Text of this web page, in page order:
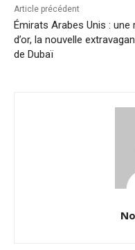
Article précédent
Émirats Arabes Unis : une
d’or, la nouvelle
de Dubaï